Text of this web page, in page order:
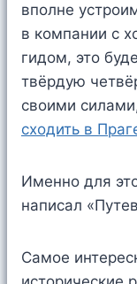
вполне
в компании с
гидом, это
твёрдую
своими
сходить в
Именно для
написал
Самое